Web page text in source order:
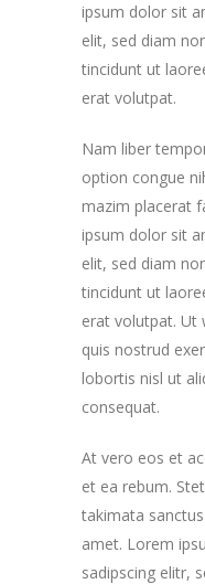
ipsum dolor sit
elit, sed diam
tincidunt ut
erat volutpat.
Nam liber
option congue
mazim placerat
ipsum dolor sit
elit, sed diam
tincidunt ut
erat volutpat. Ut
quis nostrud
lobortis nisl ut
consequat.
At vero eos et
et ea rebum.
takimata
amet. Lorem
sadipscing elitr,